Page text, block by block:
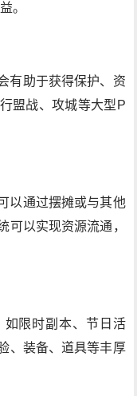
。
有助于获得保护、资
盟战、攻城等大型P
以通过摆摊或与其他
可以实现资源流通，
限时副本、节日活
、装备、道具等丰厚